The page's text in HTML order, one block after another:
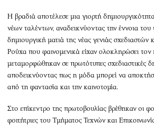
Η βραδιά αποτέλεσε μια γιορτή
νέων ταλέντων, αναδεικνύοντας την έννοια
δημιουργική ματιά της νέας γενιάς σχεδιαστών
Ρούχα που φαινομενικά είχαν ολοκληρώσει
μεταμορφώθηκαν σε πρωτότυπες σχεδιαστικές
αποδεικνύοντας πως η μόδα μπορεί να
από τη φαντασία και την καινοτομία.
Στο επίκεντρο της πρωτοβουλίας βρέθηκαν οι
φοιτήτριες του Τμήματος Τεχνών και